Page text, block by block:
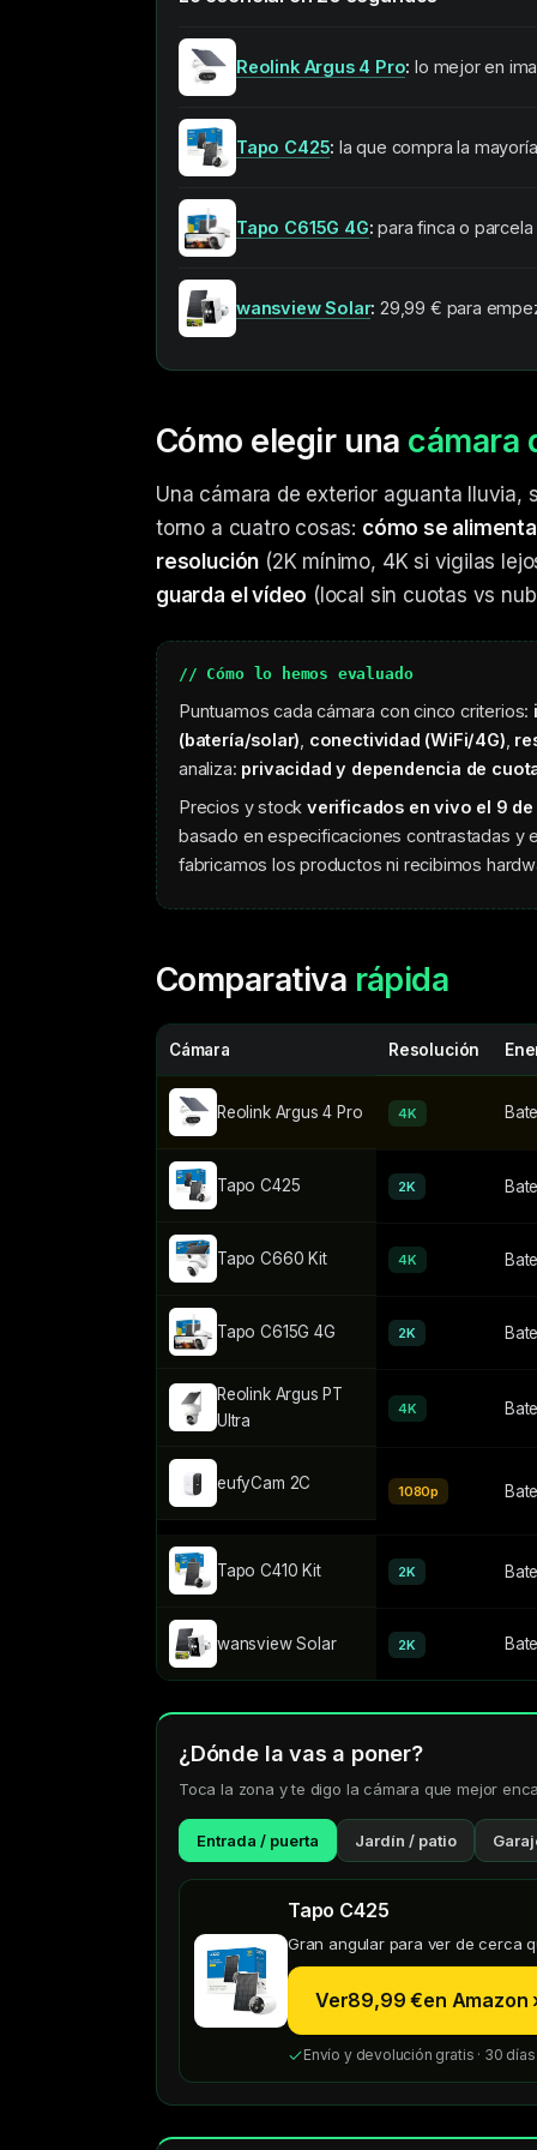
Reolink Argus 4 Pro: lo mejor en
Tapo C425: la que compra la
Tapo C615G 4G: para finca o
wansview Solar: 29,99 € para
Cómo elegir una cámara
Una cámara de exterior aguanta lluvia,
torno a cuatro cosas: cómo se alimenta
resolución (2K mínimo, 4K si vigilas
guarda el vídeo (local sin cuotas vs
// Cómo lo hemos evaluado
Puntuamos cada cámara con cinco criterios:
(batería/solar), conectividad (WiFi/4G),
analiza: privacidad y dependencia de
Precios y stockverificados en vivo el 9
basado en especificaciones contrastadas y
fabricamos los productos ni recibimos
Comparativa rápida
Cámara Resolución
Reolink Argus 4 Pro 4K
Tapo C425 2K
Tapo C660 Kit 4K
Tapo C615G 4G 2K
Reolink Argus PT
Ultra
4K
eufyCam 2C 1080p
Tapo C410 Kit 2K
wansview Solar 2K
¿Dónde la vas a poner?
Toca la zona y te digo la cámara que mejor
Entrada / puerta Jardín / patio
Tapo C425
Gran angular para ver de cerca
Ver89,99 €en Amazon
Envío y devolución gratis · 30